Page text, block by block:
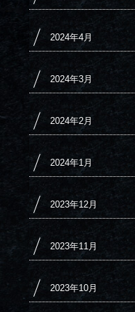
2024年4月
2024年3月
2024年2月
2024年1月
2023年12月
2023年11月
2023年10月